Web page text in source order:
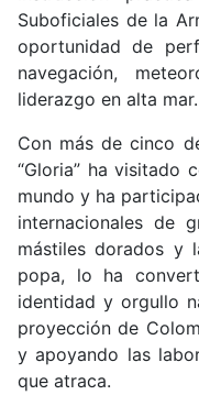
Suboficiales de la
oportunidad de
navegación,
liderazgo en alta mar.
Con más de cinco
“Gloria” ha visitado
mundo y ha
internacionales de
mástiles dorados y
popa, lo ha
identidad y orgullo
proyección de
y apoyando las
que atraca.